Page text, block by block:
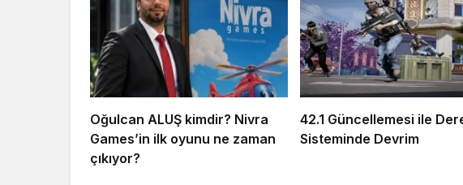
Oğulcan ALUŞ kimdir? Nivra
Games’in ilk oyunu ne zaman
çıkıyor?
42.1 Güncellemesi ile
Sisteminde Devrim